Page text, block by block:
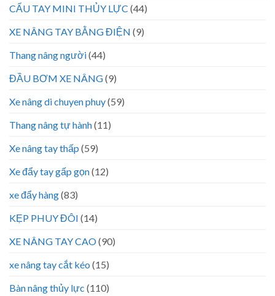
CẨU TAY MINI THỦY LỰC (44)
XE NÂNG TAY BẰNG ĐIỆN (9)
Thang nâng người(44)
ĐẦU BƠM XE NÂNG(9)
Xe nâng di chuyen phuy(59)
Thang nâng tự hành(11)
Xe nâng tay thấp (59)
Xe đẩy tay gấp gọn(12)
xe đẩy hàng(83)
KẸP PHUY ĐÔI (14)
XE NÂNG TAY CAO(90)
xe nâng tay cắt kéo (15)
Bàn nâng thủy lực (110)